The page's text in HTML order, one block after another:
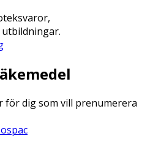
för dig som vill prenumerera